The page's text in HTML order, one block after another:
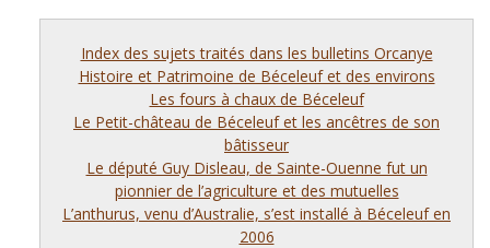
Index des sujets traités dans les bulletins Orcanye
Histoire et Patrimoine de Béceleuf et des environs
Les fours à chaux de Béceleuf
Le Petit-château de Béceleuf et les ancêtres de son
bâtisseur
Le député Guy Disleau, de Sainte-Ouenne fut un
pionnier de l’agriculture et des mutuelles
L’anthurus, venu d’Australie, s’est installé à Béceleuf en
2006